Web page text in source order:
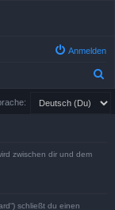
Anmelden
zwischen dir und dem
schließt du einen